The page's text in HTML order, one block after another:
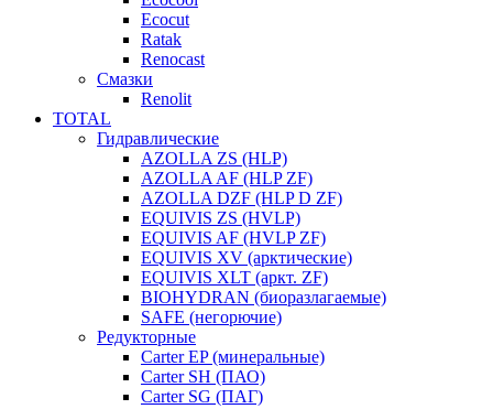
Ecocut
Ratak
Renocast
Смазки
Renolit
TOTAL
Гидравлические
AZOLLA ZS (HLP)
AZOLLA AF (HLP ZF)
AZOLLA DZF (HLP D ZF)
EQUIVIS ZS (HVLP)
EQUIVIS AF (HVLP ZF)
EQUIVIS XV (арктические)
EQUIVIS XLT (аркт. ZF)
BIOHYDRAN (биоразлагаемые)
SAFE (негорючие)
Редукторные
Carter EP (минеральные)
Carter SH (ПАО)
Carter SG (ПАГ)